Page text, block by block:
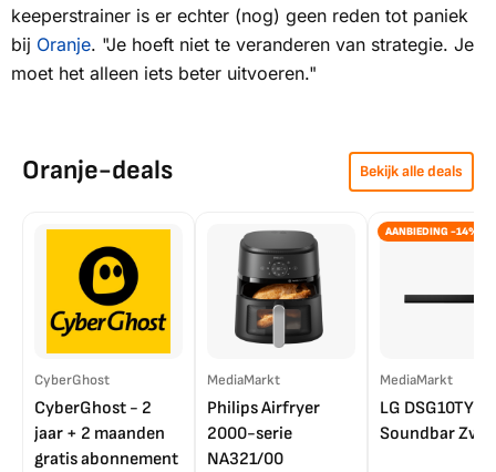
keeperstrainer is er echter (nog) geen reden tot paniek
bij Oranje. "Je hoeft niet te veranderen van strategie. Je
moet het alleen iets beter uitvoeren."
Oranje-deals Bekijk alle deals
CyberGhost
CyberGhost - 2
jaar + 2 maanden
gratis abonnement
MediaMarkt
Philips Airfryer
2000-serie
NA321/00
AANBIEDING -14%
MediaMarkt
LG DSG10TY
Soundbar